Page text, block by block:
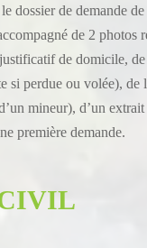
le dossier de demande
de 2 photos
de domicile,
si perdue ou volée), de
mineur), d’un extrait
première demande.